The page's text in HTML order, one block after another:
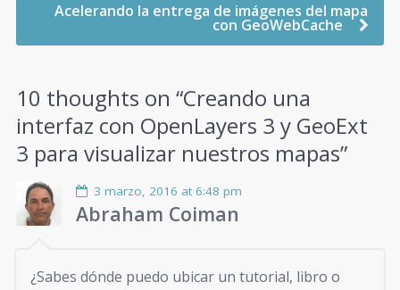
Acelerando la entrega de imágenes del mapa
con GeoWebCache
10 thoughts on “Creando una
interfaz con OpenLayers 3 y GeoExt
3 para visualizar nuestros mapas”
3 marzo, 2016 at 6:48 pm
Abraham Coiman
¿Sabes dónde puedo ubicar un tutorial, libro o